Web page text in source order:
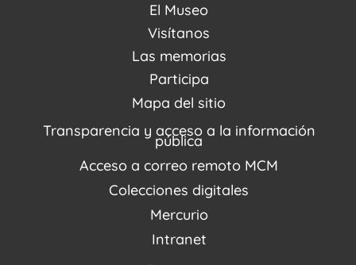
El Museo
Acerca de nosotros
Noticias
PQRSDF
Visítanos
Visítanos
Reserva tus espacios
Agenda / Programación
Recorridos Virtuales
Las memorias
Centro de Recursos
Repositorio (MUSEO / CASA / MEMORIA)
Narrativas del conflicto
Proyectos
Enlaces de memorias
Fondo Editorial
Participa
Estímulos
Mapa del sitio
Transparencia y acceso a la información
pública
Acceso a correo remoto MCM
Colecciones digitales
Mercurio
Intranet